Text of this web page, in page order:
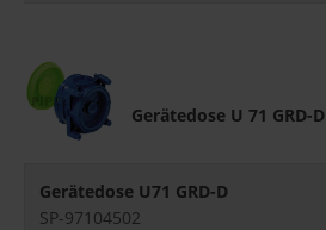
Gerätedose U 71 GRD-D
Gerätedose U71 GRD-D
SP-97104502